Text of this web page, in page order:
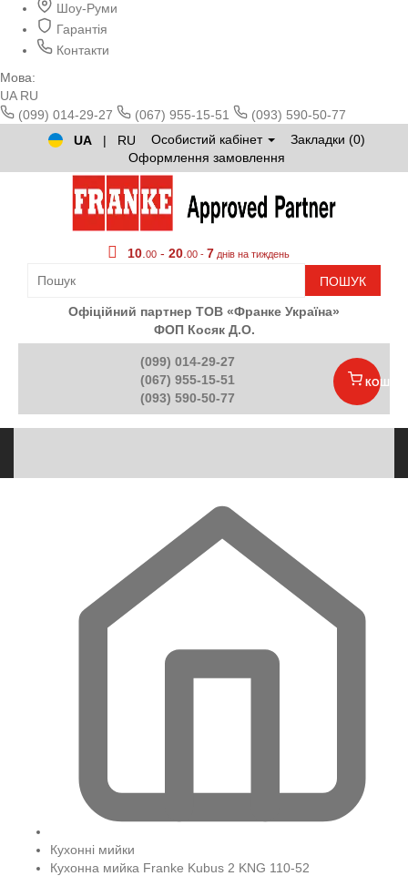
Шоу-Руми
Гарантія
Контакти
Мова:
UA RU
(099) 014-29-27
(067) 955-15-51
(093) 590-50-77
UA
| RU Особистий кабінет
Закладки (0)
Оформлення замовлення
10 00 - 20 00 - 7 днів на тиждень
ПОШУК
Офіційний партнер ТОВ «Франке Україна»
ФОП Косяк Д.О.
(099) 014-29-27
(067) 955-15-51
(093) 590-50-77
КОШИК
Кухонні мийки
Кухонна мийка Franke Kubus 2 KNG 110-52